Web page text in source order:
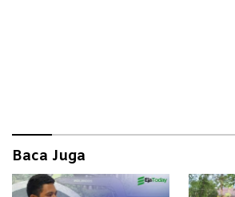
Baca Juga